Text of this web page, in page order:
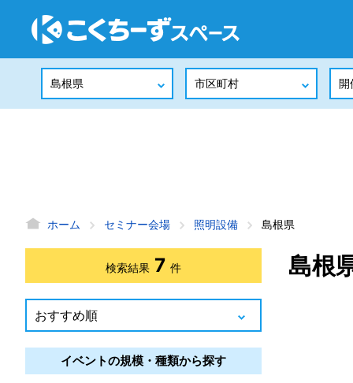
ホーム セミナー会場 照明設備 島根県
島根
検索結果 7 件
イベントの規模・種類から探す